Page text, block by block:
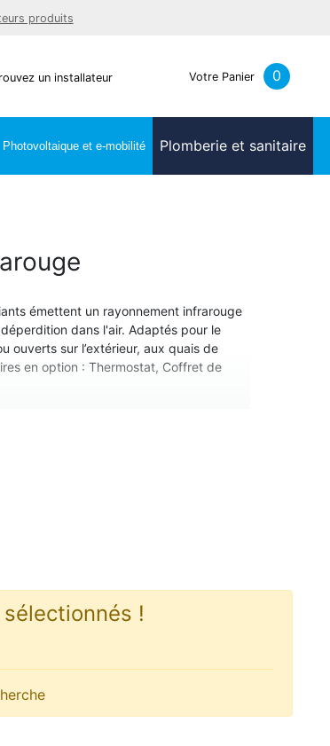
produits
un installateur Votre Panier 0
Photovoltaique et e-mobilité Plomberie et sanitaire
émettent un rayonnement infrarouge
dans l'air. Adaptés pour le
ouverts sur l’extérieur, aux quais de
en option : Thermostat, Coffret de
!